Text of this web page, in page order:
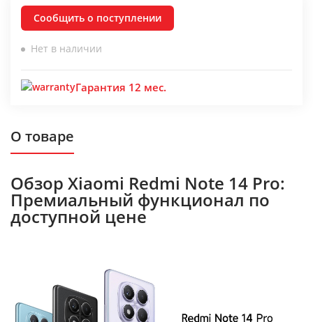
Сообщить о поступлении
Нет в наличии
Гарантия 12 мес.
О товаре
Обзор Xiaomi Redmi Note 14 Pro:
Премиальный функционал по
доступной цене